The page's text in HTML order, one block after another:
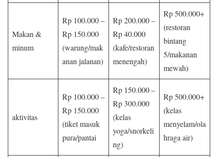
Makan &
minum
Rp 100.000 –
Rp 150.000
(warung/mak
anan jalanan)
Rp 200.000 –
Rp 40.000
(kafe/restoran
menengah)
Rp 500.000+
(restoran
bintang
5/makanan
mewah)
aktivitas
Rp 100.000 –
Rp 150.000
(tiket masuk
pura/pantai
Rp 150.000 –
Rp 300.000
(kelas
yoga/snorkeli
ng)
Rp 500.000+
(kelas
menyelam/ola
hraga air)